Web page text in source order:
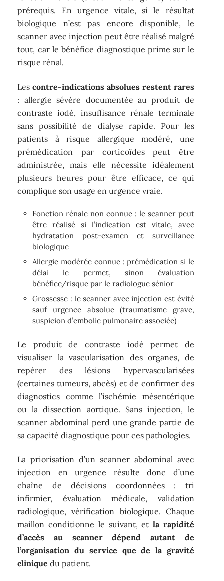
prérequis. En urgence vitale, si le résultat
biologique n’est pas encore disponible, le
scanner avec injection peut être réalisé malgré
tout, car le bénéfice diagnostique prime sur le
risque rénal.
Lescontre-indications absolues restent rares
: allergie sévère documentée au produit de
contraste iodé, insuffisance rénale terminale
sans possibilité de dialyse rapide. Pour les
patients à risque allergique modéré, une
prémédication par corticoïdes peut être
administrée, mais elle nécessite idéalement
plusieurs heures pour être efficace, ce qui
complique son usage en urgence vraie.
Fonction rénale non connue : le scanner peut
être réalisé si l’indication est vitale, avec
hydratation post-examen et surveillance
biologique
Allergie modérée connue : prémédication si le
délai le permet, sinon évaluation
bénéfice/risque par le radiologue sénior
Grossesse : le scanner avec injection est évité
sauf urgence absolue (traumatisme grave,
suspicion d’embolie pulmonaire associée)
Le produit de contraste iodé permet de
visualiser la vascularisation des organes, de
repérer des lésions hypervascularisées
(certaines tumeurs, abcès) et de confirmer des
diagnostics comme l’ischémie mésentérique
ou la dissection aortique. Sans injection, le
scanner abdominal perd une grande partie de
sa capacité diagnostique pour ces pathologies.
La priorisation d’un scanner abdominal avec
injection en urgence résulte donc d’une
chaîne de décisions coordonnées : tri
infirmier, évaluation médicale, validation
radiologique, vérification biologique. Chaque
maillon conditionne le suivant, et la rapidité
d’accès au scanner dépend autant de
l’organisation du service que de la gravité
clinique du patient.